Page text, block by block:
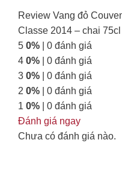
Review Vang đỏ
Classe 2014 – chai 75cl
5 0%| 0 đánh giá
4 0%| 0 đánh giá
3 0%| 0 đánh giá
2 0%| 0 đánh giá
1 0%| 0 đánh giá
Đánh giá ngay
Chưa có đánh giá nào.